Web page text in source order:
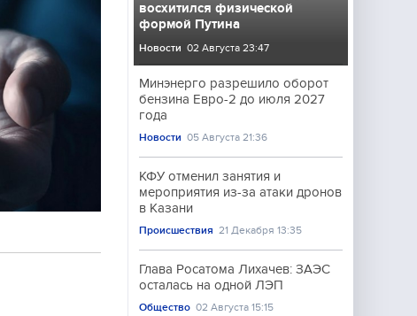
восхитился физической
формой Путина
Новости 02 Августа 23:47
Минэнерго разрешило оборот
бензина Евро-2 до июля 2027
года
Новости 05 Августа 21:36
КФУ отменил занятия и
мероприятия из-за атаки дронов
в Казани
Происшествия 21 Декабря 13:35
Глава Росатома Лихачев: ЗАЭС
осталась на одной ЛЭП
Общество 02 Августа 15:15